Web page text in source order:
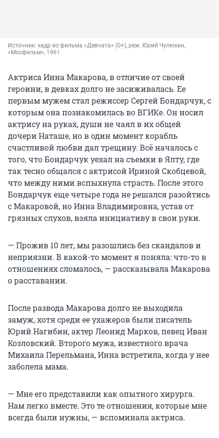
Источник: кадр из фильма «Девчата» (0+), реж. Юрий Чулюкин,
«Мосфильм», 1961
Актриса Инна Макарова, в отличие от своей
героини, в девках долго не засиживалась. Ее
первым мужем стал режиссер Сергей Бондарчук, с
которым она познакомилась во ВГИКе. Он носил
актрису на руках, души не чаял в их общей
дочери Наташе, но в один момент корабль
счастливой любви дал трещину. Всё началось с
того, что Бондарчук уехал на съемки в Ялту, где
так тесно общался с актрисой Ириной Скобцевой,
что между ними вспыхнула страсть. После этого
Бондарчук еще четыре года не решался разойтись
с Макаровой, но Инна Владимировна, устав от
грязных слухов, взяла инициативу в свои руки.
— Прожив 10 лет, мы разошлись без скандалов и
неприязни. В какой-то момент я поняла: что-то в
отношениях сломалось, — рассказывала Макарова
о расставании.
После развода Макарова долго не выходила
замуж, хотя среди ее ухажеров были писатель
Юрий Нагибин, актер Леонид Марков, певец Иван
Козловский. Второго мужа, известного врача
Михаила Перельмана, Инна встретила, когда у нее
заболела мама.
— Мне его представили как опытного хирурга.
Нам легко вместе. Это те отношения, которые мне
всегда были нужны, — вспоминала актриса.